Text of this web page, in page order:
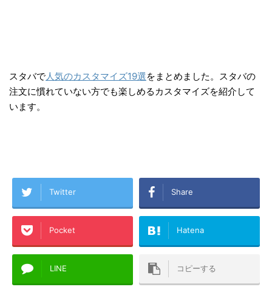
スタバで人気のカスタマイズ19選をまとめました。
スタバの
注文に慣れていない方でも楽しめるカスタマイズを紹介 して
います。
Twitter Share
Pocket Hatena
LINE コピーする